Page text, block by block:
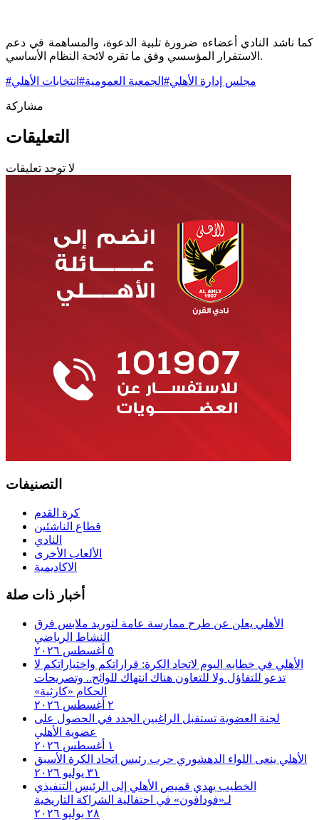
كما ناشد النادي أعضاءه ضرورة تلبية الدعوة، والمساهمة في دعم
الاستقرار المؤسسي وفق ما تقره لائحة النظام الأساسي.
# مجلس إدارة الأهلي# الجمعية العمومية# انتخابات الأهلي
مشاركة
التعليقات
لا توجد تعليقات
التصنيفات
كرة القدم
قطاع الناشئين
النادي
الألعاب الأخرى
الاكاديمية
أخبار ذات صلة
الأهلي يعلن عن طرح ممارسة عامة لتوريد ملابس فرق
النشاط الرياضي
٥ أغسطس ٢٠٢٦
الأهلي في خطابه اليوم لاتحاد الكرة:‏ قراراتكم واختياراتكم لا
تدعو للتفاؤل ولا للتعاون هناك انتهاك للوائح.. وتصريحات
الحكام «كارثية»‏
٢ أغسطس ٢٠٢٦
لجنة العضوية تستقبل الراغبين الجدد في الحصول على
عضوية الأهلي
١ أغسطس ٢٠٢٦
الأهلي ينعى اللواء الدهشوري حرب رئيس اتحاد الكرة الأسبق
٣١ يوليو ٢٠٢٦
الخطيب يهدي قميص الأهلي إلى الرئيس التنفيذي
لـ«فودافون» في احتفالية الشراكة التاريخية
٢٨ يوليو ٢٠٢٦